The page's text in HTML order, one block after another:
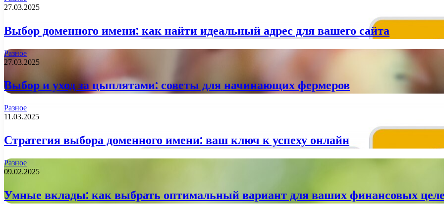
27.03.2025
Выбор доменного имени: как найти идеальный адрес для вашего сайта
Разное
27.03.2025
Выбор и уход за цыплятами: советы для начинающих фермеров
Разное
11.03.2025
Стратегия выбора доменного имени: ваш ключ к успеху онлайн
Разное
09.02.2025
Умные вклады: как выбрать оптимальный вариант для ваших финансовых